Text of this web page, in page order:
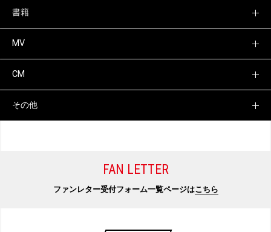
書籍
MV
CM
その他
FAN LETTER
ファンレター受付フォーム一覧ページはこちら